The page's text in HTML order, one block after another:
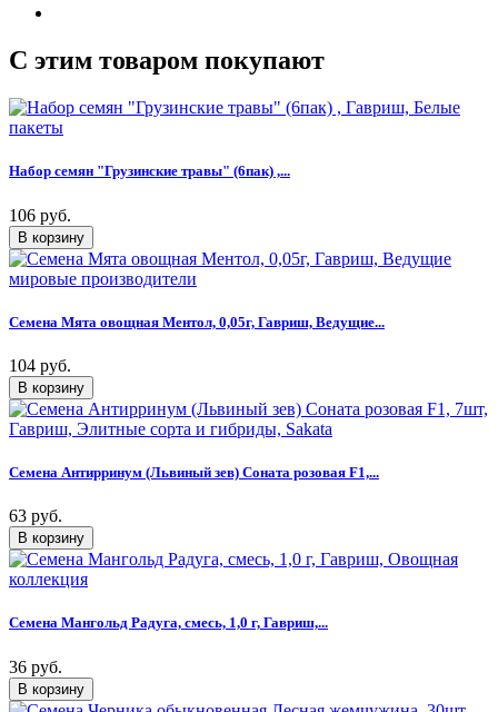
C этим товаром покупают
Набор семян "Грузинские травы" (6пак) ,...
106 руб.
Семена Мята овощная Ментол, 0,05г, Гавриш, Ведущие...
104 руб.
Семена Антирринум (Львиный зев) Соната розовая F1,...
63 руб.
Семена Мангольд Радуга, смесь, 1,0 г, Гавриш,...
36 руб.